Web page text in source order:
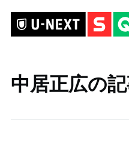
中居正広の